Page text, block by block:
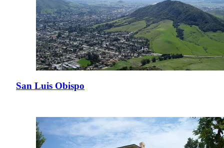
San Luis Obispo